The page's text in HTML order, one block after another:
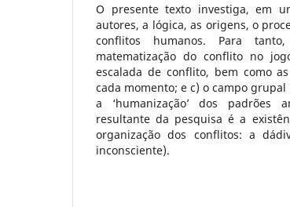
O presente texto investiga, em
autores, a lógica, as origens, o
conflitos humanos. Para
matematização do conflito no
escalada de conflito, bem como
cada momento; e c) o campo
a ‘humanização’ dos padrões
resultante da pesquisa é a
organização dos conflitos: a
inconsciente).